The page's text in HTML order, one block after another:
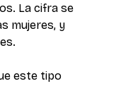
La cifra se
mujeres, y
este tipo